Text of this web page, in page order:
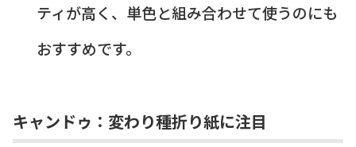
ティが高く、単色と組み合わせて使うのにも
おすすめです。
キャンドゥ：変わり種折り紙に注目